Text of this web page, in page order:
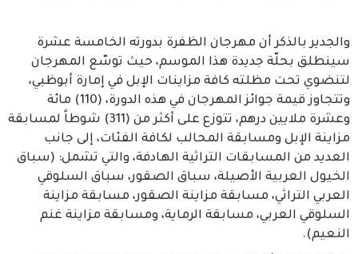
والجدير بالذكر أن مهرجان الظفرة بدورته الخامسة عشرة
سينطلق بحلّة جديدة هذا الموسم، حيث توسّع المهرجان
لتنضوي تحت مظلته كافة مزاينات الإبل في إمارة أبوظبي،
وتتجاوز قيمة جوائز المهرجان في هذه الدورة، (110) مائة
وعشرة ملايين درهم، تتوزع على أكثر من (311) شوطاً لمسابقة
مزاينة الإبل ومسابقة المحالب لكافة الفئات، إلى جانب
العديد من المسابقات التراثية الهادفة، والتي تشمل: (سباق
الخيول العربية الأصيلة، سباق الصقور، سباق السلوقي
العربي التراثي، مسابقة مزاينة الصقور، مسابقة مزاينة
السلوقي العربي، مسابقة الرماية، ومسابقة مزاينة غنم
النعيم).